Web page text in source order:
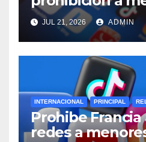
años acceso a
en Francia?
JUL 21, 2026 ADMIN
INTERNACIONAL PRINCIPAL
Prohibe Francia
redes a